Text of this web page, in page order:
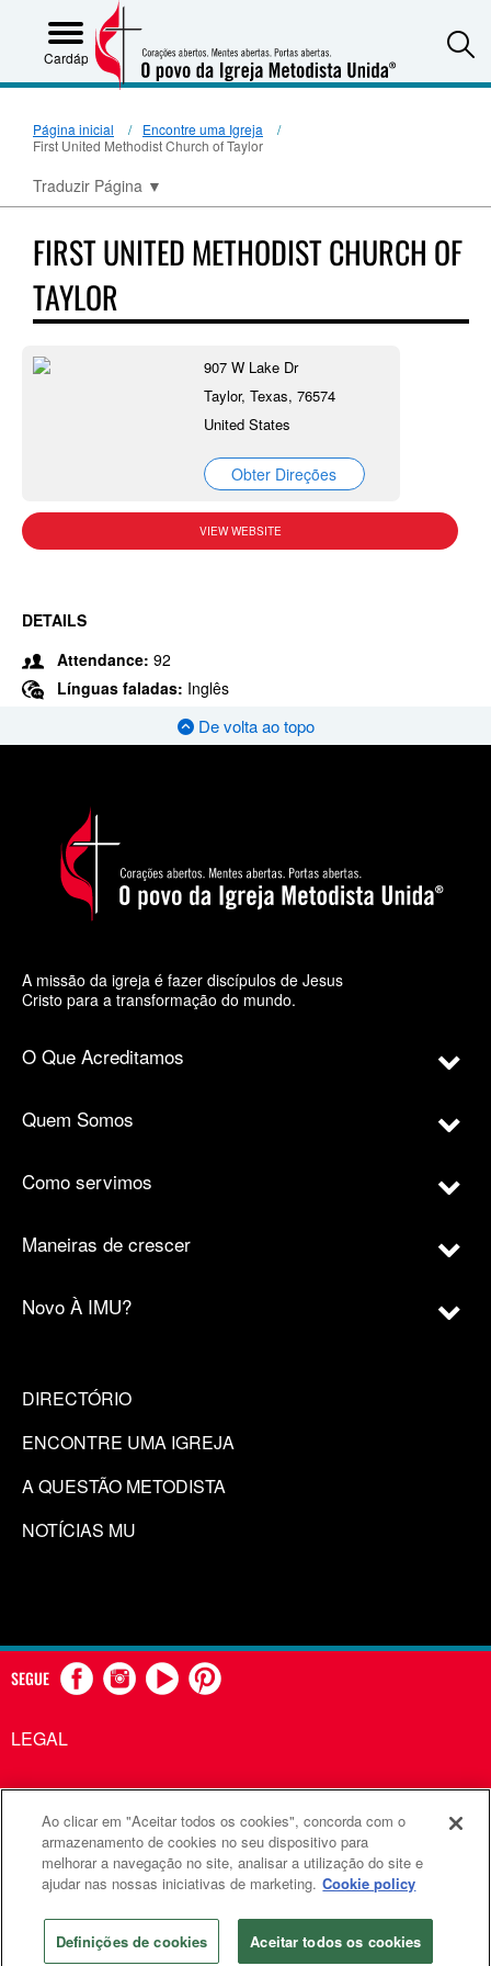
Cardápio
Página inicial
Encontre uma Igreja
First United Methodist Church of Taylor
Traduzir Página ▼
FIRST UNITED METHODIST CHURCH OF
TAYLOR
907 W Lake Dr
Taylor, Texas, 76574
United States
Obter Direções
VIEW WEBSITE
DETAILS
Attendance: 92
Línguas faladas: Inglês
De volta ao topo
A missão da igreja é fazer discípulos de Jesus
Cristo para a transformação do mundo.
O Que Acreditamos
Quem Somos
Como servimos
Maneiras de crescer
Novo À IMU?
DIRECTÓRIO
ENCONTRE UMA IGREJA
A QUESTÃO METODISTA
NOTÍCIAS MU
SEGUE
LEGAL
Comunicações Metodistas Unidas é uma agência da Igreja
Metodista Unida
©2026 Comunicações Metodistas Unidas. Todos os direitos
reservados
Ao clicar em "Aceitar todos os cookies", concorda com o
armazenamento de cookies no seu dispositivo para
melhorar a navegação no site, analisar a utilização do site e
ajudar nas nossas iniciativas de marketing. Cookie policy
Definições de cookies Aceitar todos os cookies